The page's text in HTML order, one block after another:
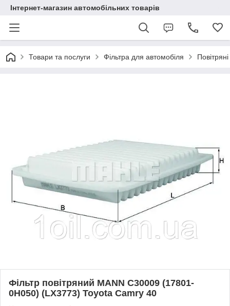
Інтернет-магазин автомобільних товарів
Товари та послуги Фільтра для автомобіля
Фільтр повітряний MANN C30009 (17801-
0H050) (LX3773) Toyota Camry 40